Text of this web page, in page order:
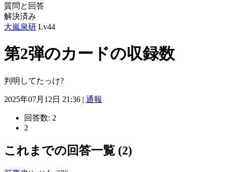
質問と回答
解決済み
大嵐泉研 Lv44
第2弾のカードの収録数
判明してたっけ?
2025年07月12日 21:36 | 通報
回答数: 2
2
これまでの回答一覧 (2)